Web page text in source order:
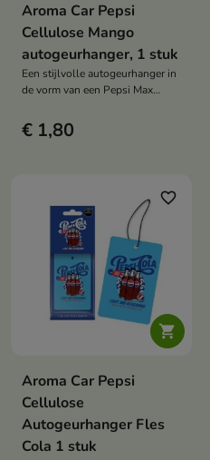
Aroma Car Pepsi
Cellulose Mango
autogeurhanger, 1 stuk
Een stijlvolle autogeurhanger in
de vorm van een Pepsi Max
€ 1,80

favorite_border
Aroma Car Pepsi
Cellulose
Autogeurhanger Fles
Cola 1 stuk